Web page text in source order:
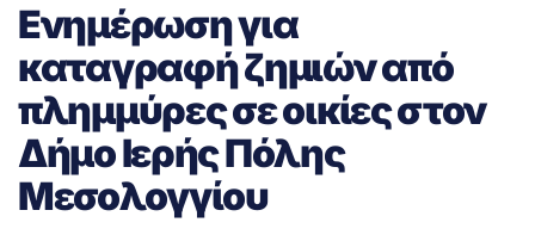
Ενημέρωση για
καταγραφή ζημιών από
πλημμύρες σε οικίες στον
Δήμο Ιερής Πόλης
Μεσολογγίου